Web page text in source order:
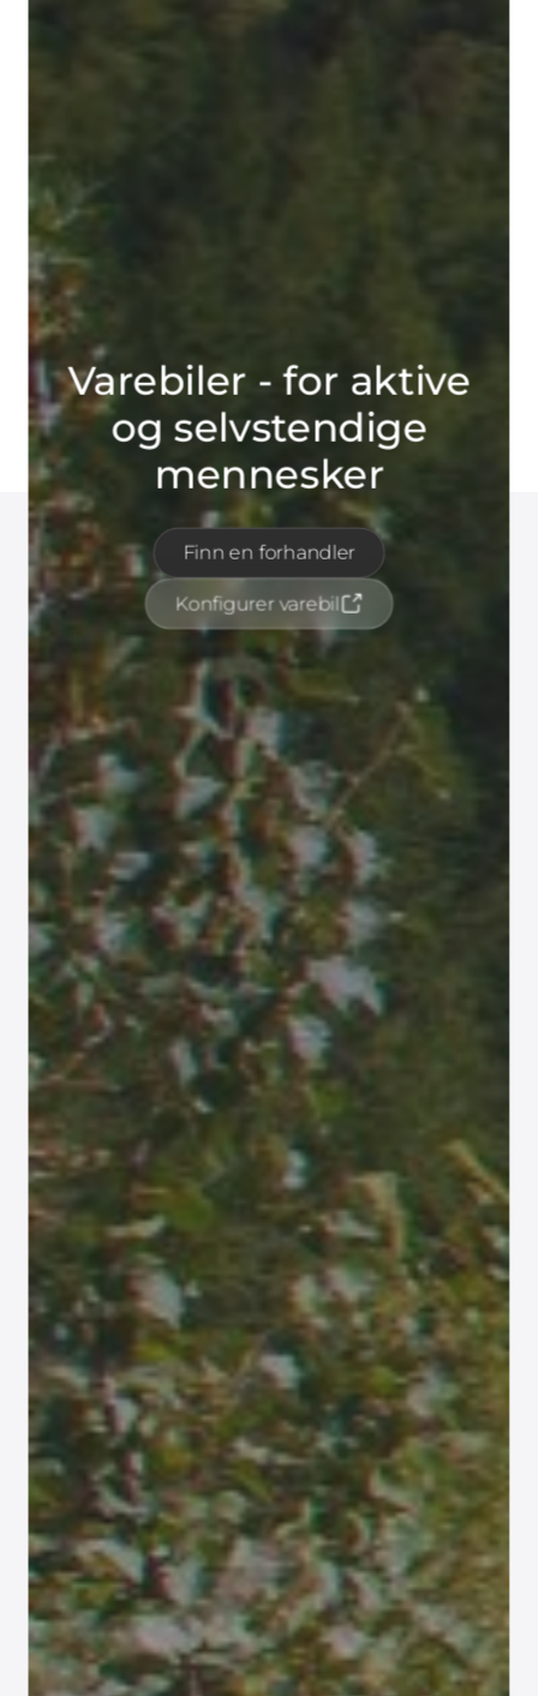
Varebiler - for aktive
og selvstendige
mennesker
Finn en forhandler
Konfigurer varebil